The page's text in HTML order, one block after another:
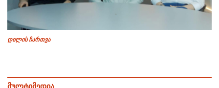
დილის ჩართვა
მულტიმედია